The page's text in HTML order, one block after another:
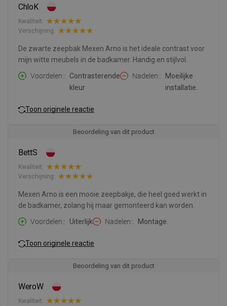
ChloK
Kwaliteit:
Verschijning:
De zwarte zeepbak Mexen Arno is het ideale contrast voor
mijn witte meubels in de badkamer. Handig en stijlvol.
Voordelen:
Contrasterende
kleur
Nadelen:
Moeilijke
installatie.
Toon originele reactie
Beoordeling van dit product
BettS
Kwaliteit:
Verschijning:
Mexen Arno is een mooie zeepbakje, die heel goed werkt in
de badkamer, zolang hij maar gemonteerd kan worden.
Voordelen:
Uiterlijk Nadelen: Montage.
Toon originele reactie
Beoordeling van dit product
WeroW
Kwaliteit: